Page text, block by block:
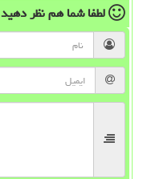
لطفا شما همنظر دهید